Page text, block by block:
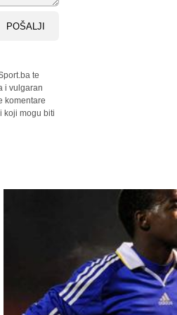
POŠALJI
te
i vulgaran
komentare
koji mogu biti